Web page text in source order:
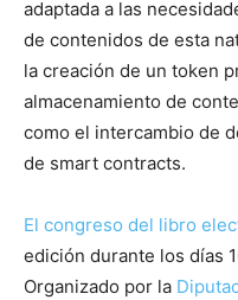
adaptada a las
de contenidos de esta
la creación de un token
almacenamiento de
como el intercambio de
de smart contracts.
El congreso del libro
edición durante los días
Organizado por la